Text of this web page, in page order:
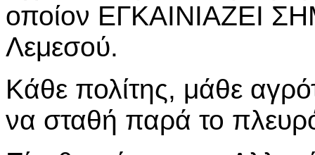
οποίον ΕΓΚΑΙΝΙΑΖΕΙ
Λεμεσού.
Κάθε πολίτης, μάθε
να σταθή παρά το